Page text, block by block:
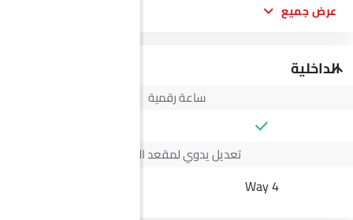
عرض جميع
الداخلية
ساعة رقمية
تعديل يدوي لمقعد السائق
4 Way